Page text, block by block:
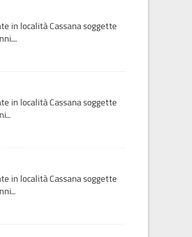
in località Cassana soggette
in località Cassana soggette
in località Cassana soggette